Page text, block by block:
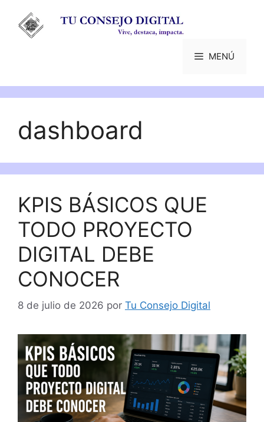
contenido
MENÚ
dashboard
KPIS BÁSICOS QUE
TODO PROYECTO
DIGITAL DEBE
CONOCER
8 de julio de 2026 por Tu Consejo Digital